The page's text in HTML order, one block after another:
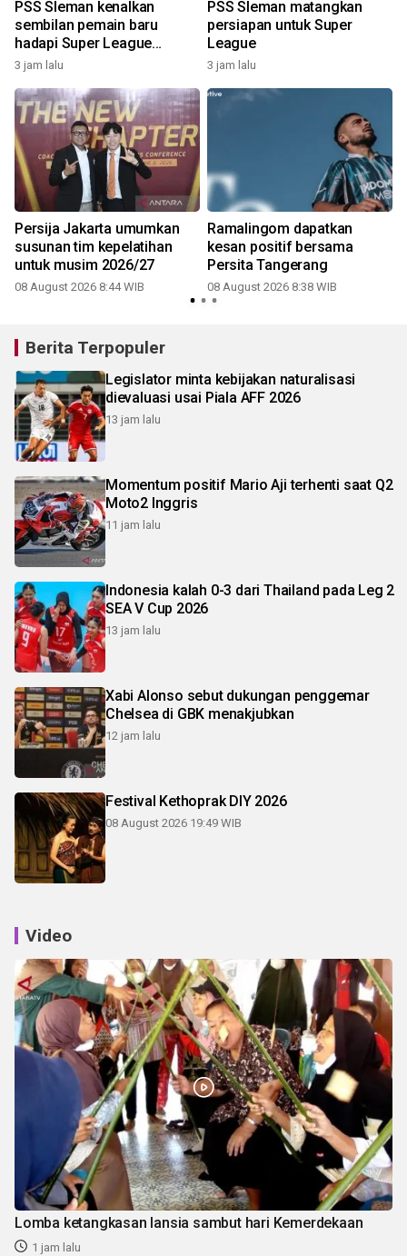
PSS Sleman kenalkan
sembilan pemain baru
hadapi Super League
2026/2027
3 jam lalu
PSS Sleman matangkan
persiapan untuk Super
League
3 jam lalu
Persija Jakarta umumkan
susunan tim kepelatihan
untuk musim 2026/27
08 August 2026 8:44 WIB
Ramalingom dapatkan
kesan positif bersama
Persita Tangerang
08 August 2026 8:38 WIB
Berita Terpopuler
Legislator minta kebijakan naturalisasi
dievaluasi usai Piala AFF 2026
13 jam lalu
Momentum positif Mario Aji terhenti saat Q2
Moto2 Inggris
11 jam lalu
Indonesia kalah 0-3 dari Thailand pada Leg 2
SEA V Cup 2026
13 jam lalu
Xabi Alonso sebut dukungan penggemar
Chelsea di GBK menakjubkan
12 jam lalu
Festival Kethoprak DIY 2026
08 August 2026 19:49 WIB
Video
Lomba ketangkasan lansia sambut hari Kemerdekaan
1 jam lalu